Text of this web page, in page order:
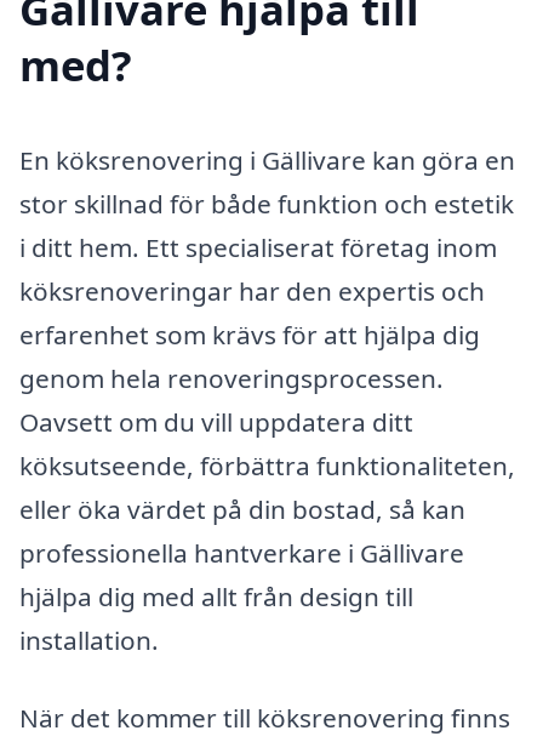
med?
En köksrenovering i Gällivare kan göra en
stor skillnad för både funktion och estetik
i ditt hem. Ett specialiserat företag inom
köksrenoveringar har den expertis och
erfarenhet som krävs för att hjälpa dig
genom hela renoveringsprocessen.
Oavsett om du vill uppdatera ditt
köksutseende, förbättra funktionaliteten,
eller öka värdet på din bostad, så kan
professionella hantverkare i Gällivare
hjälpa dig med allt från design till
installation.
När det kommer till köksrenovering finns